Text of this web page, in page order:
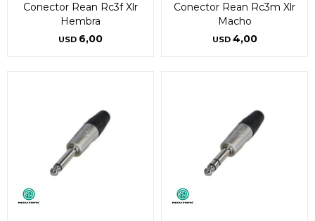
Conector Rean Rc3f Xlr
Hembra
USD 6,00
Conector Rean Rc3m Xlr
Macho
USD 4,00